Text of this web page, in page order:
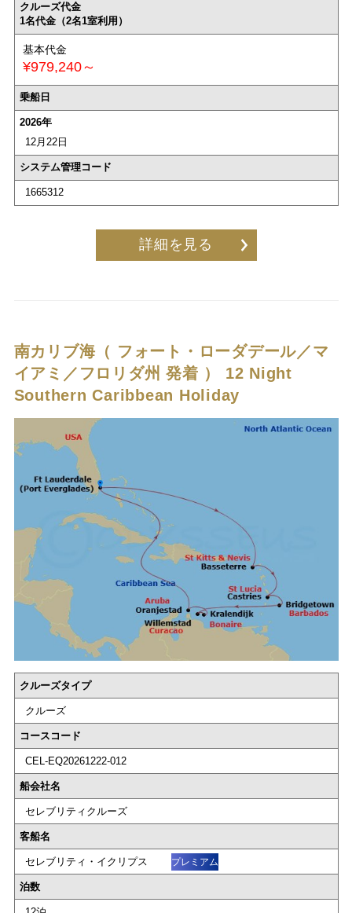
クルーズ代金
1名代金（2名1室利用）
基本代金
¥979,240～
乗船日
2026年
12月22日
システム管理コード
1665312
詳細を見る
南カリブ海（ フォート・ローダデール／マ
イアミ／フロリダ州 発着 ） 12 Night
Southern Caribbean Holiday
クルーズタイプ
クルーズ
コースコード
CEL-EQ20261222-012
船会社名
セレブリティクルーズ
客船名
セレブリティ・イクリプス プレミアム
泊数